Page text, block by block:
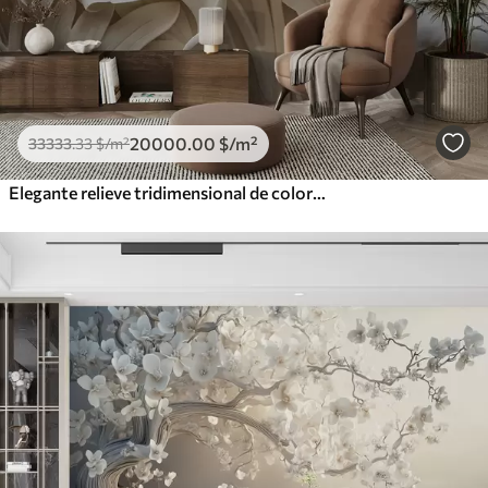
33333.33$/m²20000 .00 $/m²